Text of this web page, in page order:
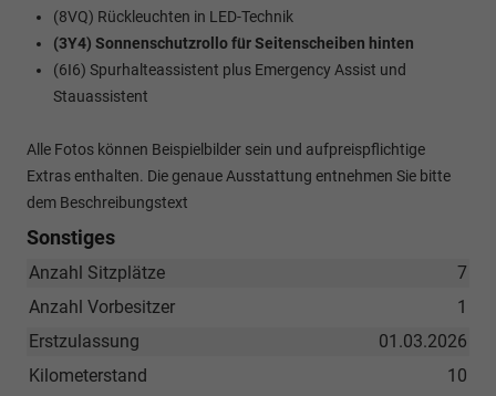
(8VQ) Rückleuchten in LED-Technik
(3Y4) Sonnenschutzrollo für Seitenscheiben hinten
(6I6) Spurhalteassistent plus Emergency Assist und
Stauassistent
Alle Fotos können Beispielbilder sein und aufpreispflichtige
Extras enthalten. Die genaue Ausstattung entnehmen Sie bitte
dem Beschreibungstext
Sonstiges
7
Anzahl Sitzplätze
1
Anzahl Vorbesitzer
01.03.2026
Erstzulassung
10
Kilometerstand